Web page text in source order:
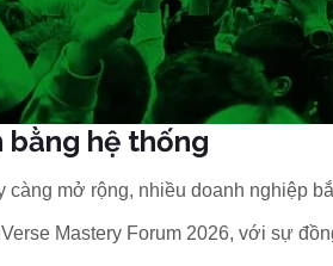
bằng hệ thống
mở rộng, nhiều doanh nghiệp
Mastery Forum 2026, với sự